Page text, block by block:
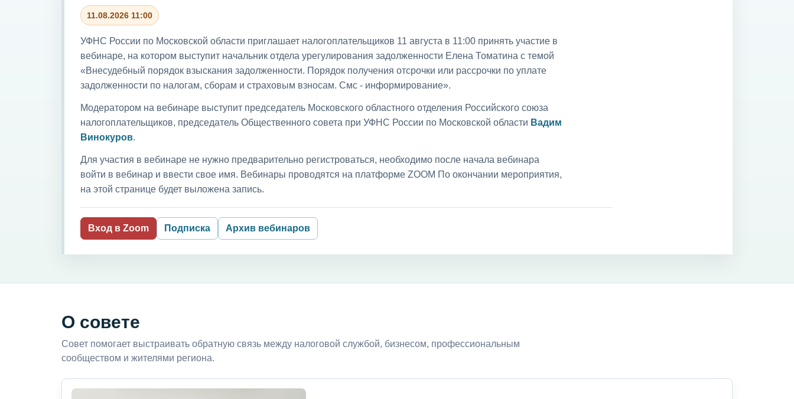
11.08.2026 11:00
УФНС России по Московской области приглашает налогоплательщиков 11 августа в 11:00 принять участие в
вебинаре, на котором выступит начальник отдела урегулирования задолженности Елена Томатина с темой
«Внесудебный порядок взыскания задолженности. Порядок получения отсрочки или рассрочки по уплате
задолженности по налогам, сборам и страховым взносам. Смс - информирование».
Модератором на вебинаре выступит председатель Московского областного отделения Российского союза
налогоплательщиков, председатель Общественного совета при УФНС России по Московской области Вадим
Винокуров.
Для участия в вебинаре не нужно предварительно регистроваться, необходимо после начала вебинара
войти в вебинар и ввести свое имя. Вебинары проводятся на платформе ZOOM По окончании мероприятия,
на этой странице будет выложена запись.
Вход в Zoom Подписка Архив вебинаров
О совете
Совет помогает выстраивать обратную связь между налоговой службой, бизнесом, профессиональным
сообществом и жителями региона.